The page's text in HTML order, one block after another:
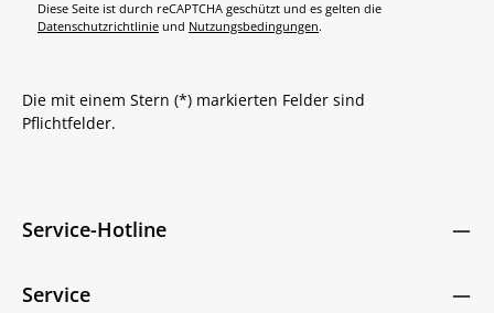
Diese Seite ist durch reCAPTCHA geschützt und es gelten die
Datenschutzrichtlinie und Nutzungsbedingungen.
Die mit einem Stern (*) markierten Felder sind
Pflichtfelder.
Service-Hotline
Service